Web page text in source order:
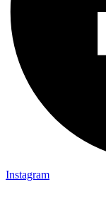
Instagram